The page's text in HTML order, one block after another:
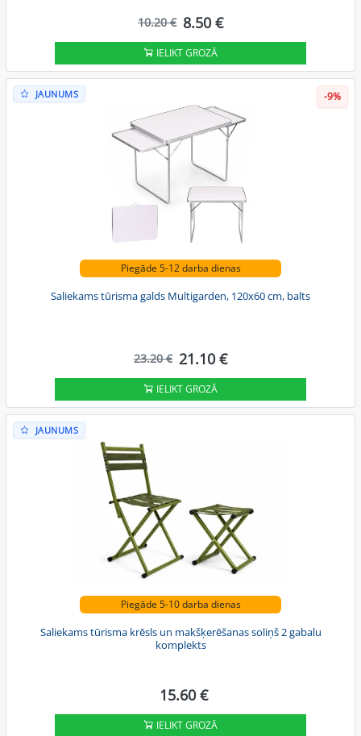
10.20 € 8.50 €
IELIKT GROZĀ
JAUNUMS -9%
Piegāde 5-12 darba dienas
Saliekams tūrisma galds Multigarden, 120x60 cm, balts
23.20 € 21.10 €
IELIKT GROZĀ
JAUNUMS
Piegāde 5-10 darba dienas
Saliekams tūrisma krēsls un makšķerēšanas soliņš 2 gabalu
komplekts
15.60 €
IELIKT GROZĀ